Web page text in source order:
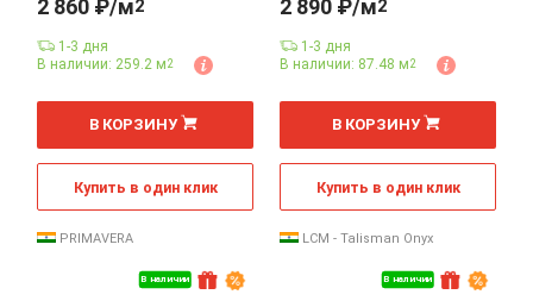
В наличии
2 860 ₽/м2
1-3 дня
В наличии: 259.2 м2
м
В КОРЗИНУ
Купить в один клик
PRIMAVERA
В наличии
2 890 ₽/м2
1-3 дня
В наличии: 87.48 м2
м
В КОРЗИНУ
Купить в один клик
LCM - Talisman Onyx